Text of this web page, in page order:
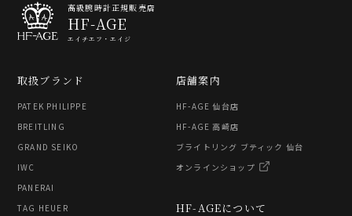
高級腕時計正規販売店
HF-AGE
エイチエフ・エイジ
取扱ブランド
PATEK PHILIPPE
BREITLING
GRAND SEIKO
IWC
PANERAI
TAG HEUER
HF-AGEについて
店舗案内
HF-AGE 仙台店
HF-AGE 高崎店
ブライトリング ブティック 仙台
オンラインショップ